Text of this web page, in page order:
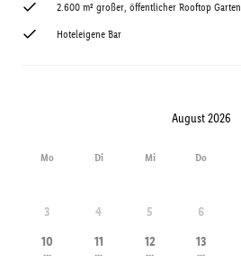
2.600 m² großer, öffentlicher Rooftop Garten
Hoteleigene Bar
August 2026
Mo Di Mi Do
3
4 5 6
10
---
11
---
12
---
13
---